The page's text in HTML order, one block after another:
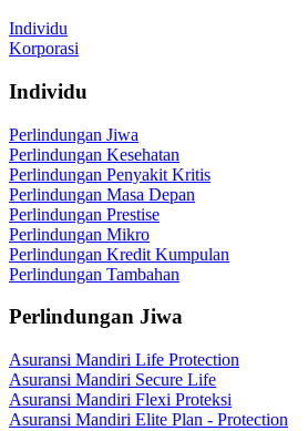
Individu
Korporasi
Individu
Perlindungan Jiwa
Perlindungan Kesehatan
Perlindungan Penyakit Kritis
Perlindungan Masa Depan
Perlindungan Prestise
Perlindungan Mikro
Perlindungan Kredit Kumpulan
Perlindungan Tambahan
Perlindungan Jiwa
Asuransi Mandiri Life Protection
Asuransi Mandiri Secure Life
Asuransi Mandiri Flexi Proteksi
Asuransi Mandiri Elite Plan - Protection